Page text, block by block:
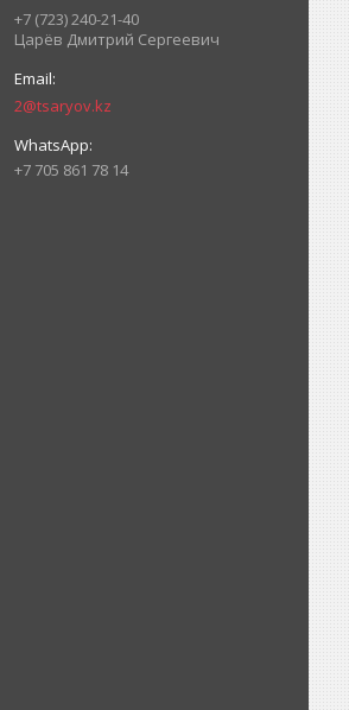
+7 (723) 240-21-40
Царёв Дмитрий Сергеевич
2@tsaryov.kz
+7 705 861 78 14